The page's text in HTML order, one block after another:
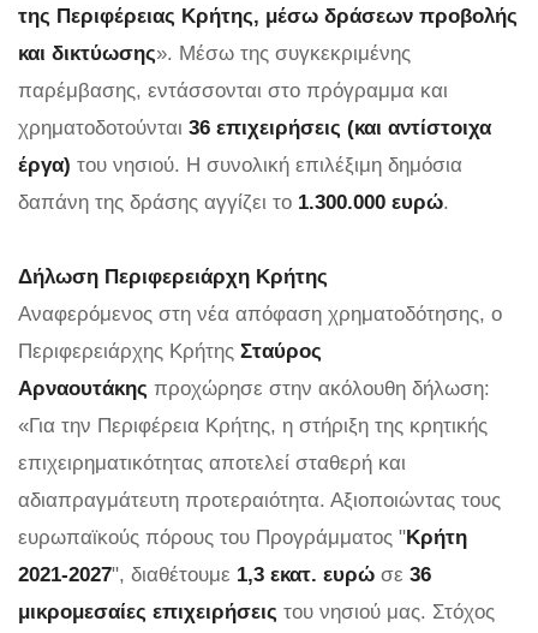
της Περιφέρειας Κρήτης, μέσω δράσεων προβολής
και δικτύωσης». Μέσω της συγκεκριμένης
παρέμβασης, εντάσσονται στο πρόγραμμα και
χρηματοδοτούνται 36 επιχειρήσεις (και αντίστοιχα
έργα) του νησιού. Η συνολική επιλέξιμη δημόσια
δαπάνη της δράσης αγγίζει το 1.300.000 ευρώ.
Δήλωση Περιφερειάρχη Κρήτης
Αναφερόμενος στη νέα απόφαση χρηματοδότησης, ο
Περιφερειάρχης Κρήτης Σταύρος
Αρναουτάκης προχώρησε στην ακόλουθη δήλωση:
«Για την Περιφέρεια Κρήτης, η στήριξη της κρητικής
επιχειρηματικότητας αποτελεί σταθερή και
αδιαπραγμάτευτη προτεραιότητα. Αξιοποιώντας τους
ευρωπαϊκούς πόρους του Προγράμματος "Κρήτη
2021-2027", διαθέτουμε 1,3 εκατ. ευρώ σε 36
μικρομεσαίες επιχειρήσεις του νησιού μας. Στόχος